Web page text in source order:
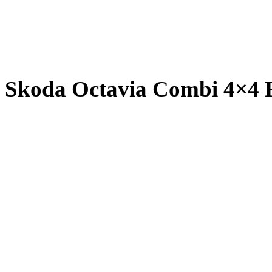
Skoda Octavia Combi 4×4